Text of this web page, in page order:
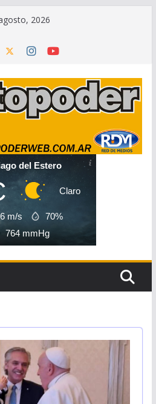
2026
del Estero
Claro
m/s
70%
764 mmHg